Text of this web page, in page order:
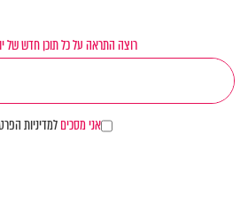
רוצה התראה על כל תוכן חדש של
אני מסכיםלמדיניות